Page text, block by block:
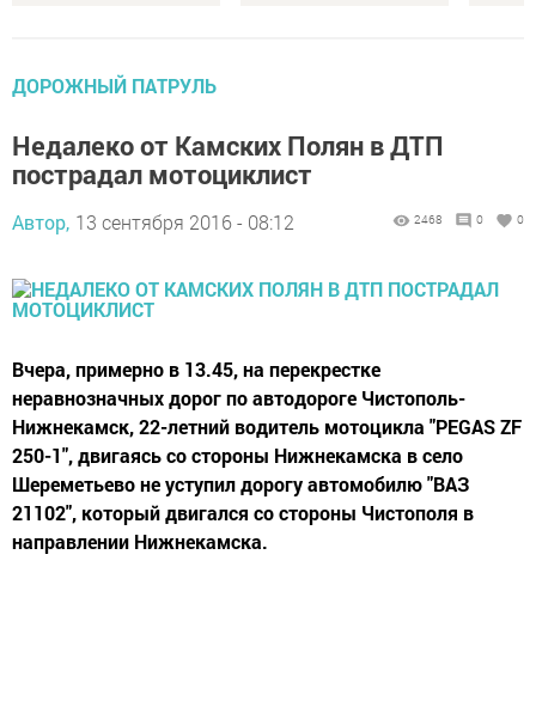
ДОРОЖНЫЙ ПАТРУЛЬ
Недалеко от Камских Полян в ДТП
пострадал мотоциклист
Автор, 13 сентября 2016 - 08:12 2468 0 0
Вчера, примерно в 13.45, на перекрестке
неравнозначных дорог по автодороге Чистополь-
Нижнекамск, 22-летний водитель мотоцикла "PEGAS ZF
250-1", двигаясь со стороны Нижнекамска в село
Шереметьево не уступил дорогу автомобилю "ВАЗ
21102", который двигался со стороны Чистополя в
направлении Нижнекамска.